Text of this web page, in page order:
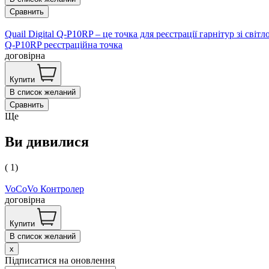
Сравнить
Quail Digital Q-P10RP – це точка для реєстрації гарнітур зі
Q-P10RP реєстраційна точка
договірна
Купити
В список желаний
Сравнить
Ще
Ви дивилися
( 1)
VoCoVo Контролер
договірна
Купити
В список желаний
x
Підписатися на оновлення